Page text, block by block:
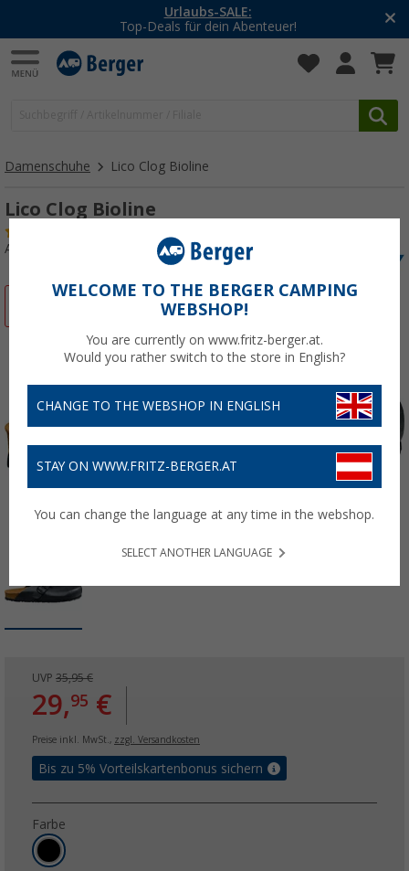
Deals für dein Abenteuer!
-
Damenschuhe Lico Clog Bioline
Lico Clog Bioline
Art.-Nr.: 81695041
UVP 35,95 €
29,95 €
Preise inkl. MwSt., zzgl. Versandkosten
Bis zu 5% Vorteilskartenbonus sichern
Farbe
WELCOME TO THE BERGER CAMPING
WEBSHOP!
You are currently on www.fritz-berger.at.
Would you rather switch to the store in English?
CHANGE TO THE WEBSHOP IN ENGLISH
STAY ON WWW.FRITZ-BERGER.AT
You can change the language at any time in the webshop.
SELECT ANOTHER LANGUAGE